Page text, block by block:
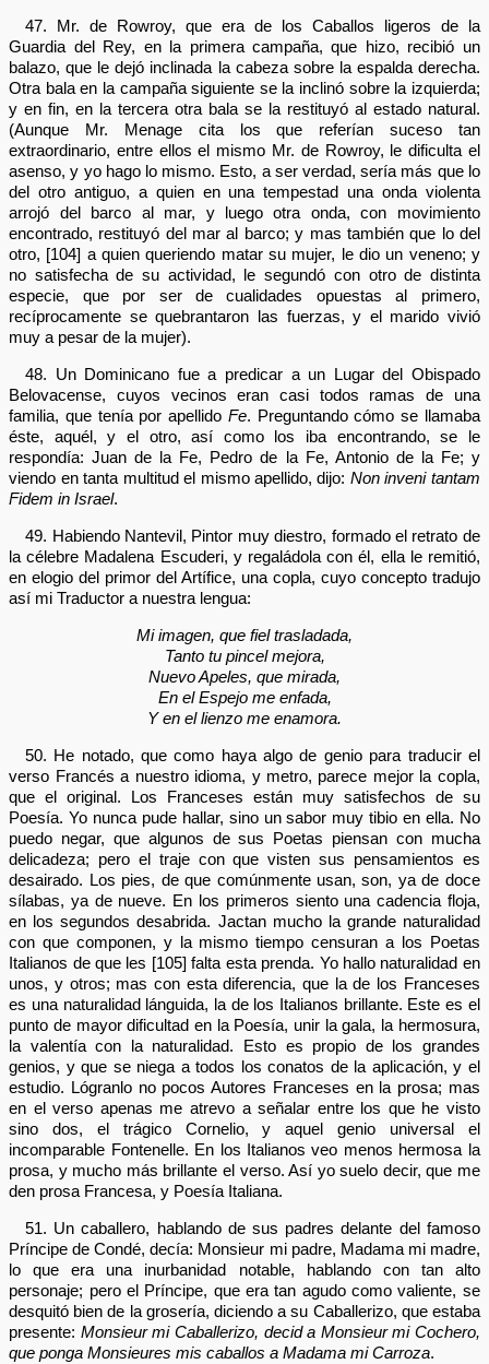
47. Mr. de Rowroy, que era de los Caballos ligeros de la
Guardia del Rey, en la primera campaña, que hizo, recibió un
balazo, que le dejó inclinada la cabeza sobre la espalda derecha.
Otra bala en la campaña siguiente se la inclinó sobre la izquierda;
y en fin, en la tercera otra bala se la restituyó al estado natural.
(Aunque Mr. Menage cita los que referían suceso tan
extraordinario, entre ellos el mismo Mr. de Rowroy, le dificulta el
asenso, y yo hago lo mismo. Esto, a ser verdad, sería más que lo
del otro antiguo, a quien en una tempestad una onda violenta
arrojó del barco al mar, y luego otra onda, con movimiento
encontrado, restituyó del mar al barco; y mas también que lo del
otro, [104] a quien queriendo matar su mujer, le dio un veneno; y
no satisfecha de su actividad, le segundó con otro de distinta
especie, que por ser de cualidades opuestas al primero,
recíprocamente se quebrantaron las fuerzas, y el marido vivió
muy a pesar de la mujer).
48. Un Dominicano fue a predicar a un Lugar del Obispado
Belovacense, cuyos vecinos eran casi todos ramas de una
familia, que tenía por apellido Fe. Preguntando cómo se llamaba
éste, aquél, y el otro, así como los iba encontrando, se le
respondía: Juan de la Fe, Pedro de la Fe, Antonio de la Fe; y
viendo en tanta multitud el mismo apellido, dijo: Non inveni tantam
Fidem in Israel.
49. Habiendo Nantevil, Pintor muy diestro, formado el retrato de
la célebre Madalena Escuderi, y regaládola con él, ella le remitió,
en elogio del primor del Artífice, una copla, cuyo concepto tradujo
así mi Traductor a nuestra lengua:
Mi imagen, que fiel trasladada,
Tanto tu pincel mejora,
Nuevo Apeles, que mirada,
En el Espejo me enfada,
Y en el lienzo me enamora.
50. He notado, que como haya algo de genio para traducir el
verso Francés a nuestro idioma, y metro, parece mejor la copla,
que el original. Los Franceses están muy satisfechos de su
Poesía. Yo nunca pude hallar, sino un sabor muy tibio en ella. No
puedo negar, que algunos de sus Poetas piensan con mucha
delicadeza; pero el traje con que visten sus pensamientos es
desairado. Los pies, de que comúnmente usan, son, ya de doce
sílabas, ya de nueve. En los primeros siento una cadencia floja,
en los segundos desabrida. Jactan mucho la grande naturalidad
con que componen, y la mismo tiempo censuran a los Poetas
Italianos de que les [105] falta esta prenda. Yo hallo naturalidad en
unos, y otros; mas con esta diferencia, que la de los Franceses
es una naturalidad lánguida, la de los Italianos brillante. Este es el
punto de mayor dificultad en la Poesía, unir la gala, la hermosura,
la valentía con la naturalidad. Esto es propio de los grandes
genios, y que se niega a todos los conatos de la aplicación, y el
estudio. Lógranlo no pocos Autores Franceses en la prosa; mas
en el verso apenas me atrevo a señalar entre los que he visto
sino dos, el trágico Cornelio, y aquel genio universal el
incomparable Fontenelle. En los Italianos veo menos hermosa la
prosa, y mucho más brillante el verso. Así yo suelo decir, que me
den prosa Francesa, y Poesía Italiana.
51. Un caballero, hablando de sus padres delante del famoso
Príncipe de Condé, decía: Monsieur mi padre, Madama mi madre,
lo que era una inurbanidad notable, hablando con tan alto
personaje; pero el Príncipe, que era tan agudo como valiente, se
desquitó bien de la grosería, diciendo a su Caballerizo, que estaba
presente: Monsieur mi Caballerizo, decid a Monsieur mi Cochero,
que ponga Monsieures mis caballos a Madama mi Carroza.